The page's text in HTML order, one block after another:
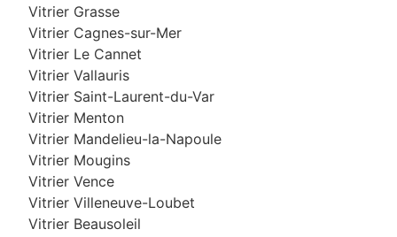
Vitrier Grasse
Vitrier Cagnes-sur-Mer
Vitrier Le Cannet
Vitrier Vallauris
Vitrier Saint-Laurent-du-Var
Vitrier Menton
Vitrier Mandelieu-la-Napoule
Vitrier Mougins
Vitrier Vence
Vitrier Villeneuve-Loubet
Vitrier Beausoleil